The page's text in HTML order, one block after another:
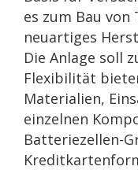
es zum Bau
neuartiges
Die Anlage soll
Flexibilität
Materialien,
einzelnen
Batteriezellen-